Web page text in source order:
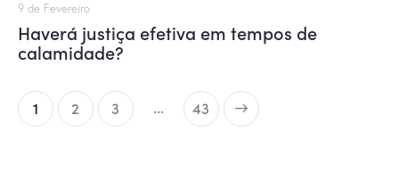
9 de Fevereiro
Haverá justiça efetiva em tempos de
calamidade?
1 2 3 … 43
>